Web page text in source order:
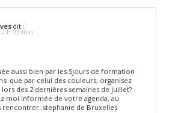
dit :
h 03 min
aussi bien par les 5jours de formation
que par celui des couleurs, organisez
lors des 2 dernières semaines de juillet?
moi informée de votre agenda, au
rencontrer..stephanie de Bruxelles